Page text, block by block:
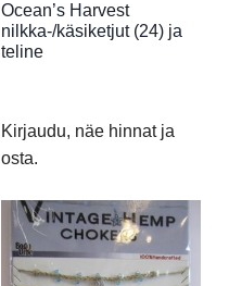
Ocean’s Harvest
nilkka-/käsiketjut (24) ja
teline
Kirjaudu, näe hinnat ja
osta.